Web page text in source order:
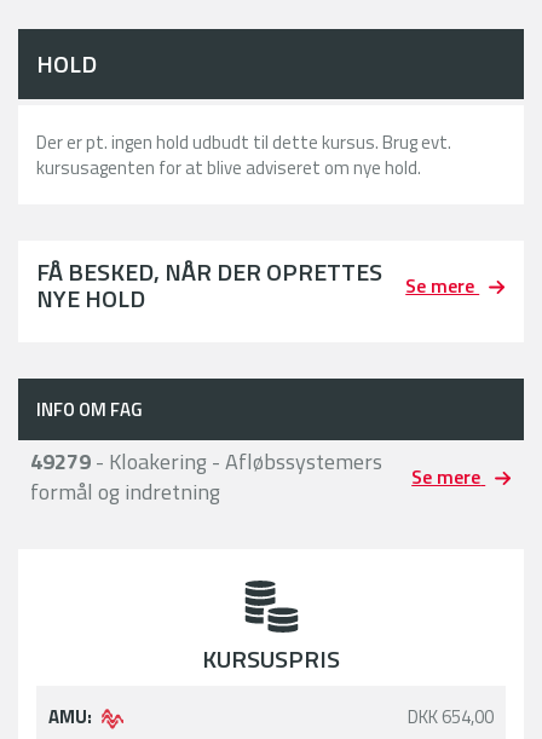
HOLD
Der er pt. ingen hold udbudt til dette kursus. Brug evt.
kursusagenten for at blive adviseret om nye hold.
FÅ BESKED, NÅR DER OPRETTES
NYE HOLD Se mere
INFO OM FAG
49279- Kloakering - Afløbssystemers
formål og indretning
Se mere
KURSUSPRIS
AMU: DKK 654,00